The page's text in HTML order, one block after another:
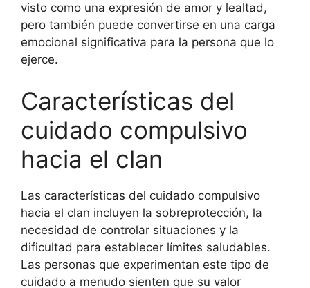
visto como una expresión de amor y lealtad,
pero también puede convertirse en una carga
emocional significativa para la persona que lo
ejerce.
Características del
cuidado compulsivo
hacia el clan
Las características del cuidado compulsivo
hacia el clan incluyen la sobreprotección, la
necesidad de controlar situaciones y la
dificultad para establecer límites saludables.
Las personas que experimentan este tipo de
cuidado a menudo sienten que su valor